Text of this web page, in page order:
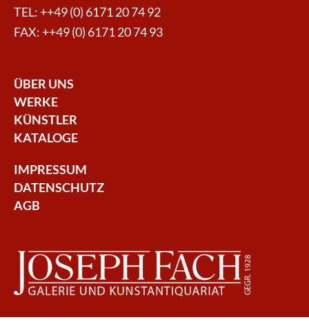
TEL: ++49 (0) 6171 20 74 92
FAX: ++49 (0) 6171 20 74 93
ÜBER UNS
WERKE
KÜNSTLER
KATALOGE
IMPRESSUM
DATENSCHUTZ
AGB